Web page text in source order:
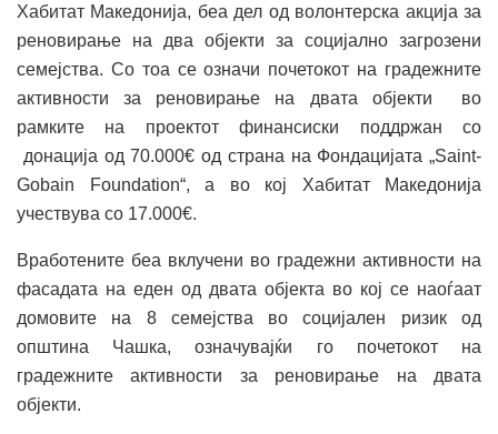
Хабитат Македонија, беа дел од волонтерска акција за
реновирање на два објекти за социјално загрозени
семејства. Со тоа се означи почетокот на градежните
активности за реновирање на двата објекти во
рамките на проектот финансиски поддржан со
донација од 70.000€ од страна на Фондацијата „Saint-
Gobain Foundation“, а во кој Хабитат Македонија
учествува со 17.000€.
Вработените беа вклучени во градежни активности на
фасадата на еден од двата објекта во кој се наоѓаат
домовите на 8 семејства во социјален ризик од
општина Чашка, означувајќи го почетокот на
градежните активности за реновирање на двата
објекти.